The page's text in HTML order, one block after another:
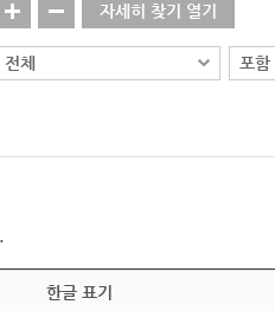
자세히 찾기 열기
한글 표기